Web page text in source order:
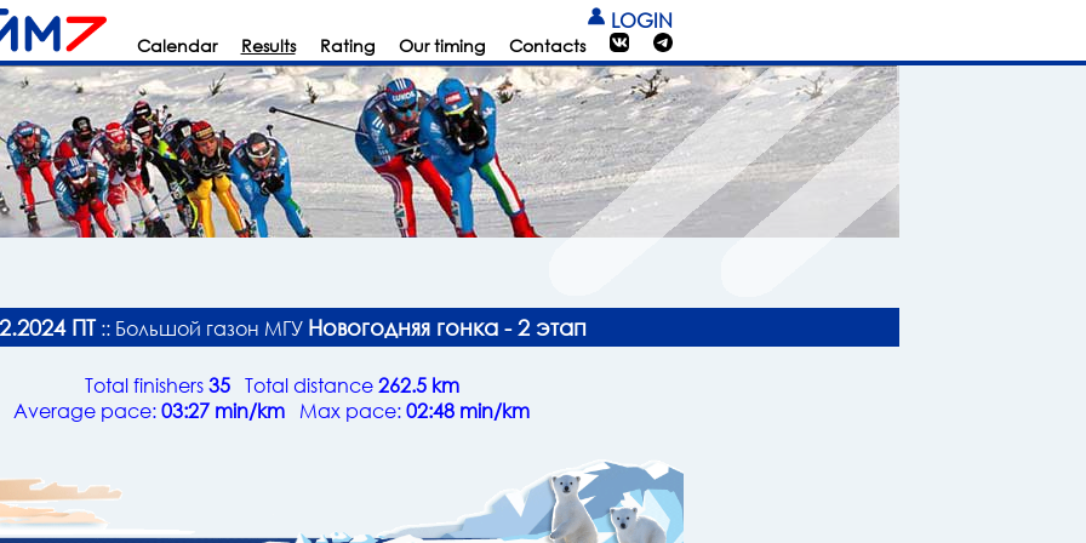
LOGIN
Calendar Results Rating Our timing Contacts
ПТ:: Большой газон МГУ Новогодняя гонка - 2 этап
Total finishers35Total distance262.5 km
Average pace:03:27 min/km Max pace:02:48 min/km